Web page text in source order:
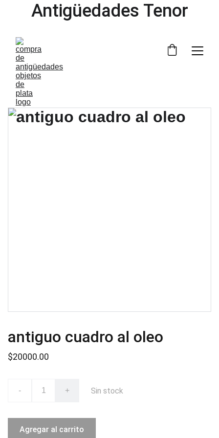
Antigüedades Tenor
antiguo cuadro al oleo
$20000.00
- + Sin stock
Agregar al carrito